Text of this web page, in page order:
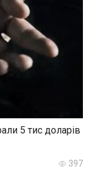
5 тис доларів
397